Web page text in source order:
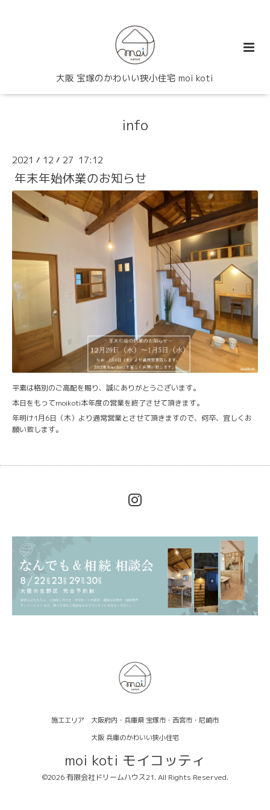
大阪 宝塚のかわいい狭小住宅 moi koti
info
2021 / 12 / 27 17:12
年末年始休業のお知らせ
平素は格別のご高配を賜り、誠にありがとうございます。
本日をもってmoikoti本年度の営業を終了させて頂きます。
年明け1月6日（木）より通常営業とさせて頂きますので、何卒、宜しくお
願い致します。
施工エリア 大阪府内・兵庫県 宝塚市・西宮市・尼崎市
大阪 兵庫のかわいい狭小住宅
moi koti モイコッティ
©2026有限会社ドリームハウス21. All Rights Reserved.